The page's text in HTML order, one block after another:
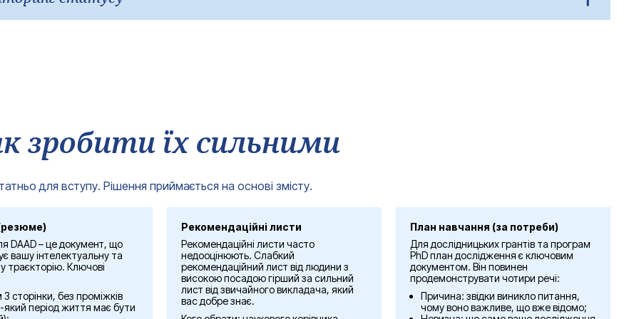
на портал.
у часі);
зробити їх сильними
для вступу. Рішення приймається на основі змісту.
DAAD – це документ, що
вашу інтелектуальну та
траєкторію. Ключові
сторінки, без проміжків
який період життя має бути
Рекомендаційні листи
Рекомендаційні листи часто
недооцінюють. Слабкий
рекомендаційний лист від людини з
високою посадою гірший за сильний
лист від звичайного викладача, який
вас добре знає.
План навчання (за потреби)
Для дослідницьких грантів та програм
PhD план дослідження є ключовим
документом. Він повинен
продемонструвати чотири речі:
Причина: звідки виникло питання,
чому воно важливе, що вже відомо;